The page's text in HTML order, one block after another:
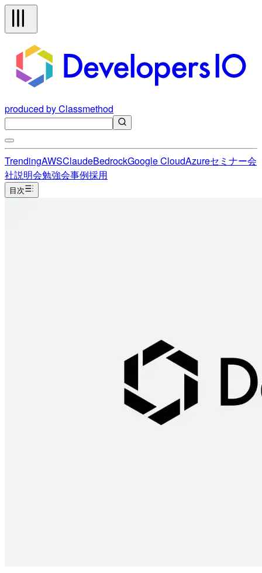
produced by Classmethod
TrendingAWSClaudeBedrockGoogle CloudAzureセミナー会
社説明会勉強会事例採用
目次